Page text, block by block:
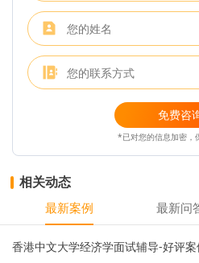
免费咨
*已对您的信息加密，
相关动态
最新案例 最新问
香港中文大学经济学面试辅导-好评案